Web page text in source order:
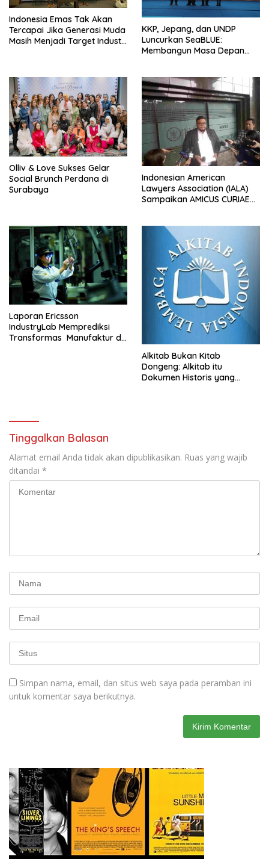
Indonesia Emas Tak Akan
Tercapai Jika Generasi Muda
Masih Menjadi Target Industri
KKP, Jepang, dan UNDP
Luncurkan SeaBLUE:
Membangun Masa Depan
Inklusif
Olliv & Love Sukses Gelar
Social Brunch Perdana di
Surabaya
Indonesian American
Lawyers Association (IALA)
Sampaikan AMICUS CURIAE
Laporan Ericsson
IndustryLab Memprediksi
Transformas Manufaktur di
Alkitab Bukan Kitab
Dongeng: Alkitab itu
Dokumen Historis yang
Tinggalkan Balasan
Alamat email Anda tidak akan dipublikasikan. Ruas yang wajib
ditandai *
Simpan nama, email, dan situs web saya pada peramban ini
untuk komentar saya berikutnya.